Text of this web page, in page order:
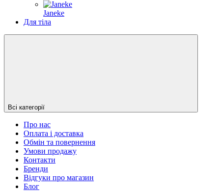
Janeke
Для тіла
Всі категорії
Про нас
Оплата і доставка
Обмін та повернення
Умови продажу
Контакти
Бренди
Відгуки про магазин
Блог